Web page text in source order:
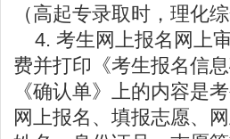
（高起专录取时，理化
4. 考生网上报名网上
费并打印《考生报名信
《确认单》上的内容是
网上报名、填报志愿、